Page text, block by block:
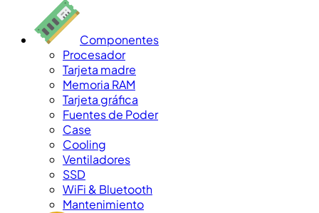
Componentes
Procesador
Tarjeta madre
Memoria RAM
Tarjeta gráfica
Fuentes de Poder
Case
Cooling
Ventiladores
SSD
WiFi & Bluetooth
Mantenimiento